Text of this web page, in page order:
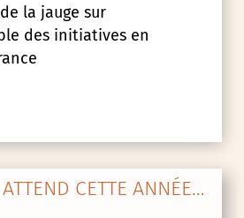
la jauge sur
des initiatives en
CETTE ANNÉE…